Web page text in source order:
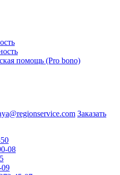
помощь (Pro bono)
Заказать
08
09